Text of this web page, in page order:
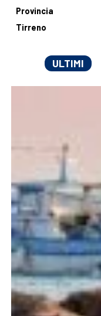
Provincia
Tirreno
ULTIMI